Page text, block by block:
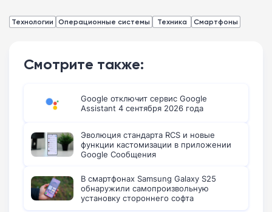
Технологии Операционные системы Техника Смартфоны
Смотрите также:
Google отключит сервис Google
Assistant 4 сентября 2026 года
Эволюция стандарта RCS и новые
функции кастомизации в приложении
Google Сообщения
В смартфонах Samsung Galaxy S25
обнаружили самопроизвольную
установку стороннего софта